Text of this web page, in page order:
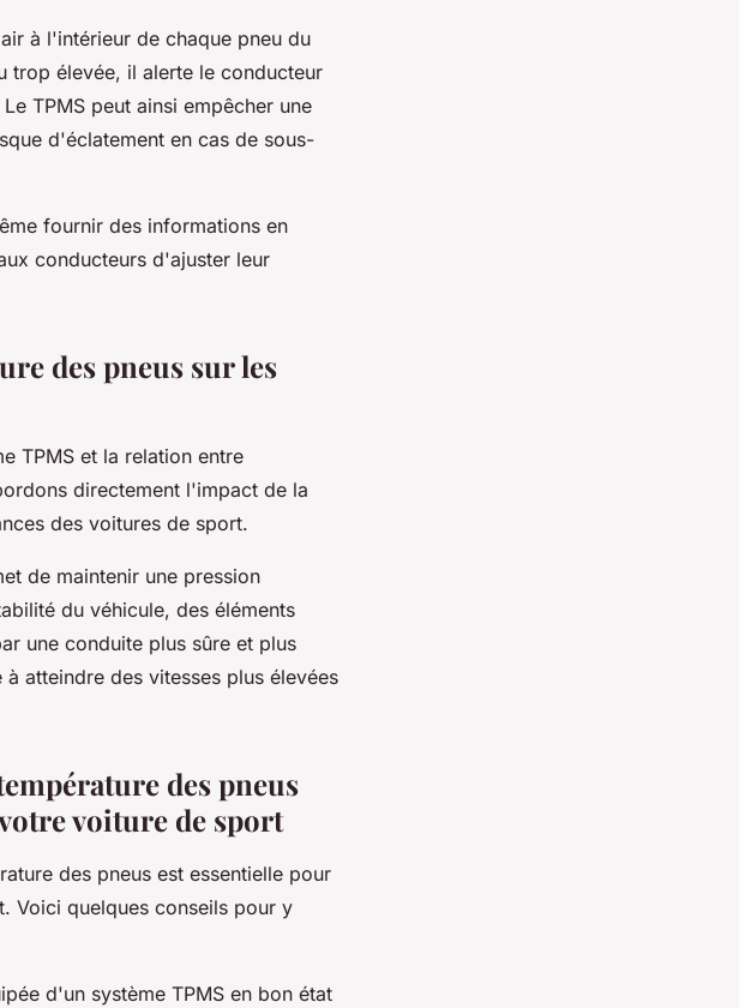
à l'intérieur de chaque pneu du
trop élevée, il alerte le conducteur
TPMS peut ainsi empêcher une
d'éclatement en cas de sous-
fournir des informations en
conducteurs d'ajuster leur
des pneus sur les
TPMS et la relation entre
directement l'impact de la
des voitures de sport.
de maintenir une pression
du véhicule, des éléments
une conduite plus sûre et plus
atteindre des vitesses plus élevées
des pneus
voiture de sport
des pneus est essentielle pour
Voici quelques conseils pour y
d'un système TPMS en bon état